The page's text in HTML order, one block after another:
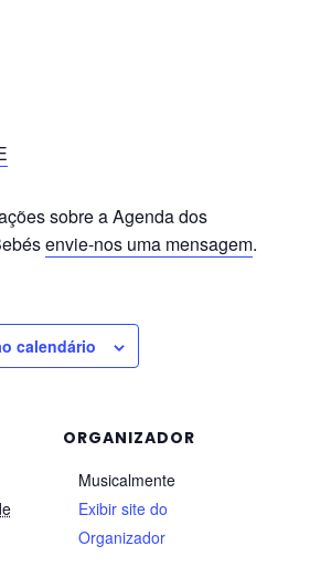
sobre a Agenda dos
envie-nos uma mensagem.
calendário
ORGANIZADOR
Musicalmente
Exibir site do
Organizador